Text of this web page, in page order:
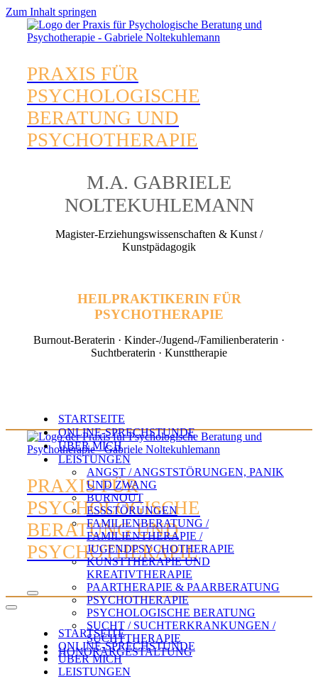
Zum Inhalt springen
PRAXIS FÜR
PSYCHOLOGISCHE
BERATUNG UND
PSYCHOTHERAPIE
M.A. GABRIELE
NOLTEKUHLEMANN
Magister-Erziehungswissenschaften & Kunst /
Kunstpädagogik
HEILPRAKTIKERIN FÜR
PSYCHOTHERAPIE
Burnout-Beraterin · Kinder-/Jugend-/Familienberaterin ·
Suchtberaterin · Kunsttherapie
STARTSEITE
ONLINE-SPRECHSTUNDE
ÜBER MICH
LEISTUNGEN
ANGST / ANGSTSTÖRUNGEN, PANIK
UND ZWANG
BURNOUT
ESSSTÖRUNGEN
FAMILIENBERATUNG /
FAMILIENTHERAPIE /
JUGENDPSYCHOTHERAPIE
KUNSTTHERAPIE UND
KREATIVTHERAPIE
PAARTHERAPIE & PAARBERATUNG
PSYCHOTHERAPIE
PSYCHOLOGISCHE BERATUNG
SUCHT / SUCHTERKRANKUNGEN /
SUCHTTHERAPIE
HONORARGESTALTUNG
PRAXIS FÜR
PSYCHOLOGISCHE
BERATUNG UND
PSYCHOTHERAPIE
Navigations-
Navigations-
STARTSEITE
ONLINE-SPRECHSTUNDE
ÜBER MICH
LEISTUNGEN